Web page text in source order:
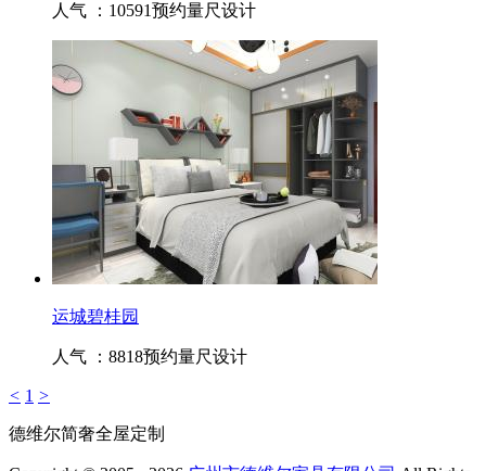
人气 ：10591预约量尺设计
运城碧桂园
人气 ：8818预约量尺设计
< 1 >
德维尔简奢全屋定制